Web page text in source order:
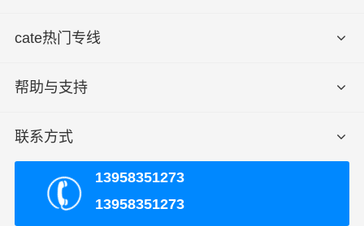
各种类型货物运输要求交通优势和产业优势，在义乌建立
零担等货物运输业务机构！可以根据客户需要做到门对门
的服务，建立服务客户的全国性网络，并且不断资金加强
设备，确保服务质量的稳步提升，奠定了业内客户服务满
意度的地位。
发伊川县物流常见问题答疑
cate热门专线
帮助与支持
联系方式
13958351273
13958351273